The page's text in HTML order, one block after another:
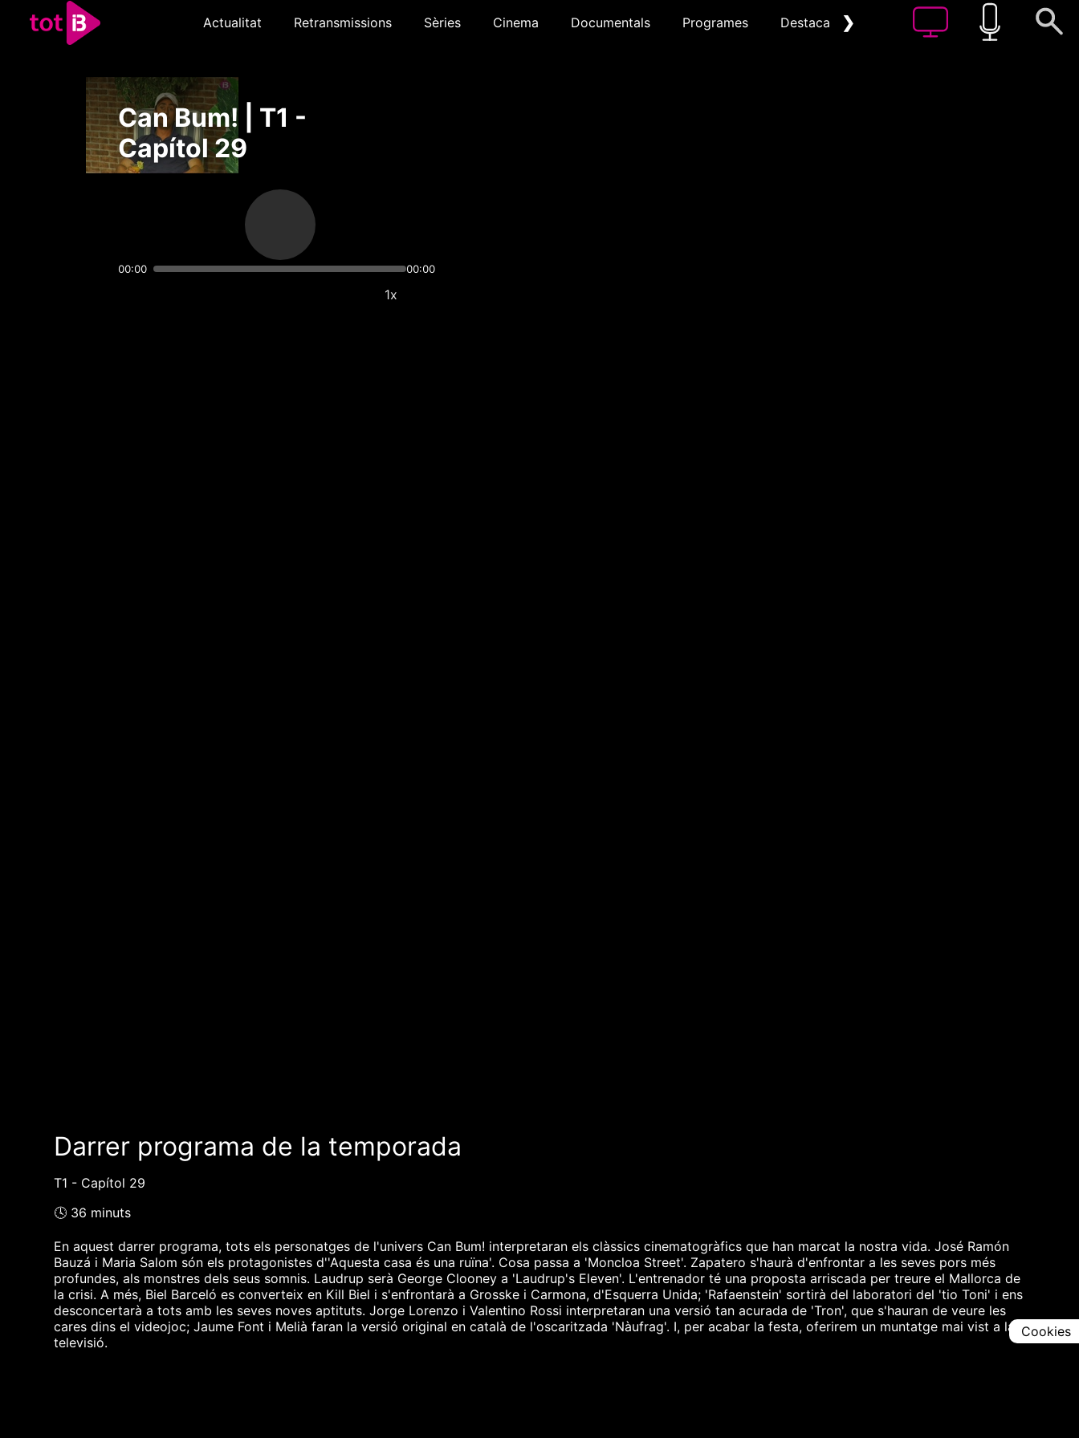
Actualitat Retransmissions Sèries Cinema Documentals Programes Destacat ❯
Can Bum! | T1 -
Capítol 29
00:00 00:00
1x
Darrer programa de la temporada
T1 - Capítol 29
🕓 36 minuts
En aquest darrer programa, tots els personatges de l'univers Can Bum! interpretaran els clàssics cinematogràfics que han marcat la nostra vida. José Ramón
Bauzá i Maria Salom són els protagonistes d''Aquesta casa és una ruïna'. Cosa passa a 'Moncloa Street'. Zapatero s'haurà d'enfrontar a les seves pors més
profundes, als monstres dels seus somnis. Laudrup serà George Clooney a 'Laudrup's Eleven'. L'entrenador té una proposta arriscada per treure el Mallorca de
la crisi. A més, Biel Barceló es converteix en Kill Biel i s'enfrontarà a Grosske i Carmona, d'Esquerra Unida; 'Rafaenstein' sortirà del laboratori del 'tio Toni' i ens
desconcertarà a tots amb les seves noves aptituts. Jorge Lorenzo i Valentino Rossi interpretaran una versió tan acurada de 'Tron', que s'hauran de veure les
cares dins el videojoc; Jaume Font i Melià faran la versió original en català de l'oscaritzada 'Nàufrag'. I, per acabar la festa, oferirem un muntatge mai vist a la
televisió.
Cookies